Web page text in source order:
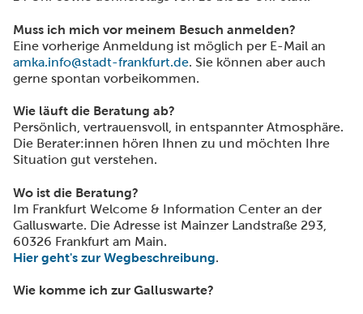
Muss ich mich vor meinem Besuch anmelden?
Eine vorherige Anmeldung ist möglich per E-Mail an
amka.info@stadt-frankfurt.de. Sie können aber auch
gerne spontan vorbeikommen.
Wie läuft die Beratung ab?
Persönlich, vertrauensvoll, in entspannter Atmosphäre.
Die Berater:innen hören Ihnen zu und möchten Ihre
Situation gut verstehen.
Wo ist die Beratung?
Im Frankfurt Welcome & Information Center an der
Galluswarte. Die Adresse ist Mainzer Landstraße 293,
60326 Frankfurt am Main.
Hier geht's zur Wegbeschreibung.
Wie komme ich zur Galluswarte?